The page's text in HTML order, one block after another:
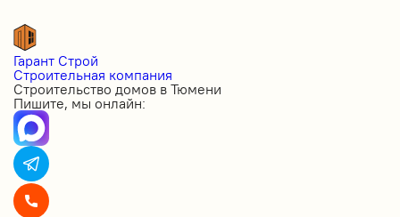
Гарант Строй
Строительная компания
Строительство домов в Тюмени
Пишите, мы онлайн: